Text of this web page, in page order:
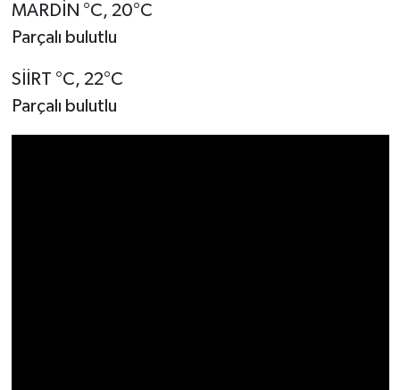
MARDİN °C, 20°C
Parçalı bulutlu
SİİRT °C, 22°C
Parçalı bulutlu